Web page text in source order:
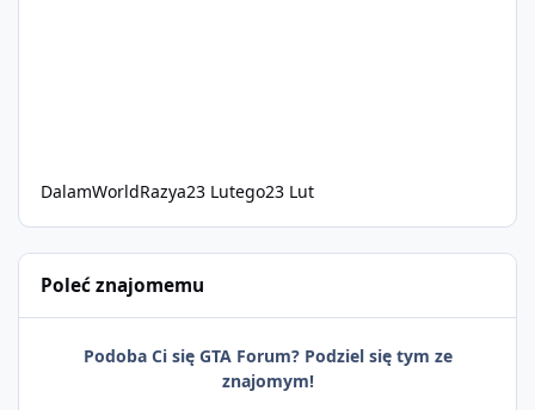
DalamWorldRazya23 Lutego23 Lut
Poleć znajomemu
Podoba Ci się GTA Forum? Podziel się tym ze
znajomym!